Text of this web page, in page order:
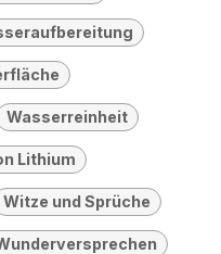
Wasserreinheit
Lithium
Witze und Sprüche